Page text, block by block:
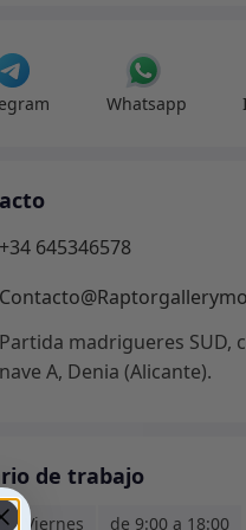
Whatsapp
+34 645346578
Partida madrigueres SUD,
nave A, Denia (Alicante).
de trabajo
- Viernes de 9:00 a 18:00